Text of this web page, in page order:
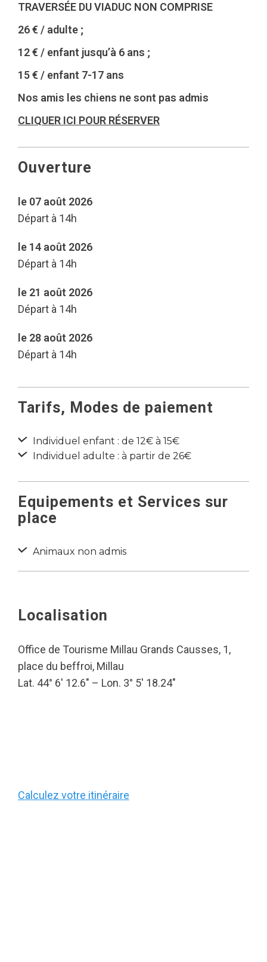
TRAVERSÉE DU VIADUC NON COMPRISE
26 € / adulte ;
12 € / enfant jusqu’à 6 ans ;
15 € / enfant 7-17 ans
Nos amis les chiens ne sont pas admis
CLIQUER ICI POUR RÉSERVER
Ouverture
le 07 août 2026
Départ à 14h
le 14 août 2026
Départ à 14h
le 21 août 2026
Départ à 14h
le 28 août 2026
Départ à 14h
Tarifs, Modes de paiement
Individuel enfant : de 12€ à 15€
Individuel adulte : à partir de 26€
Equipements et Services sur
place
Animaux non admis
Localisation
Office de Tourisme Millau Grands Causses, 1,
place du beffroi, Millau
Lat. 44° 6′ 12.6″ – Lon. 3° 5′ 18.24″
Calculez votre itinéraire